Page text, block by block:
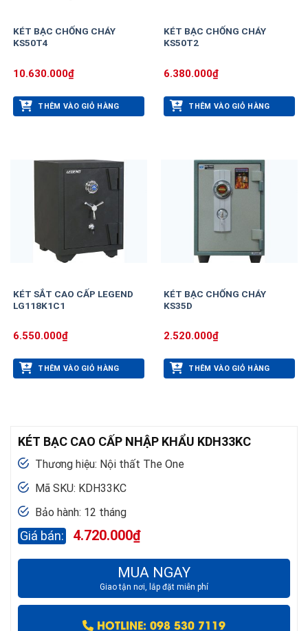
KÉT BẠC CHỐNG CHÁY
KS50T4
10.630.000₫
THÊM VÀO GIỎ HÀNG
KÉT BẠC CHỐNG CHÁY
KS50T2
6.380.000₫
THÊM VÀO GIỎ HÀNG
KÉT SẮT CAO CẤP LEGEND
LG118K1C1
6.550.000₫
THÊM VÀO GIỎ HÀNG
KÉT BẠC CHỐNG CHÁY
KS35D
2.520.000₫
THÊM VÀO GIỎ HÀNG
KÉT BẠC CAO CẤP NHẬP KHẨU KDH33KC
Thương hiệu: Nội thất The One
Mã SKU: KDH33KC
Bảo hành: 12 tháng
4.720.000₫
MUA NGAY
Giao tận nơi, lắp đặt miễn phí
HOTLINE: 098 530 7119